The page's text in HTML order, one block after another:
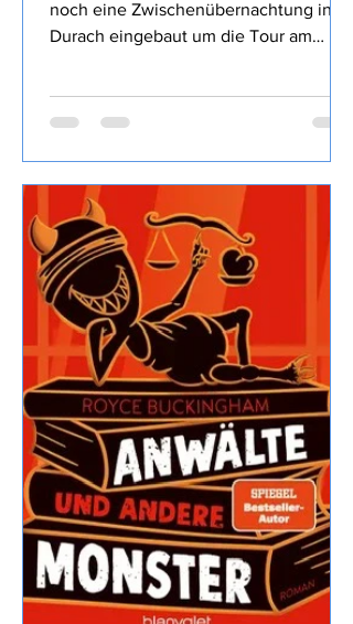
17.7. - 1.8.2026 17.7.2026 Wir haben
noch eine Zwischenübernachtung in
nächsten Tag entspannter zu machen,
dass die Kampftrinker des Ortes den
lautstark die Nacht zum Tage machen
hätten wir nicht direkt erwartet,
Entspannung geht irgendwie anders.
18.7.2026 Auf geht es Richtung Brenta
Dolomiten, dass wir trotz
Zwischenstopp noch 8 Stunden bis
zum Ziel brauchen war doch
überraschend… ...wir machen mal
wieder